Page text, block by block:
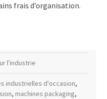
frais d’organisation.
l'industrie
industrielles d'occasion,
, machines packaging,